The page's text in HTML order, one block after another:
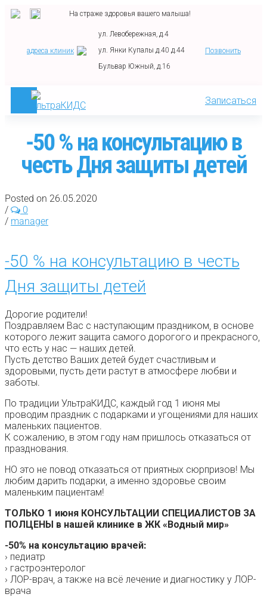
адреса клиник
ул. Левобережная, д.4
ул. Янки Купалы д.40 д.44
Бульвар Южный, д.16
На страже здоровья вашего малыша!
Позвонить
Записаться
-50 % на консультацию в
честь Дня защиты детей
Posted on 26.05.2020
/
0
/ manager
-50 % на консультацию в честь
Дня защиты детей
Дорогие родители!
Поздравляем Вас с наступающим праздником, в основе
которого лежит защита самого дорогого и прекрасного,
что есть у нас — наших детей.
Пусть детство Ваших детей будет счастливым и
здоровыми, пусть дети растут в атмосфере любви и
заботы.
По традиции УльтраКИДС, каждый год 1 июня мы
проводим праздник с подарками и угощениями для наших
маленьких пациентов.
К сожалению, в этом году нам пришлось отказаться от
празднования.
НО это не повод отказаться от приятных сюрпризов! Мы
любим дарить подарки, а именно здоровье своим
маленьким пациентам!
ТОЛЬКО 1 июня КОНСУЛЬТАЦИИ СПЕЦИАЛИСТОВ ЗА
ПОЛЦЕНЫ в нашей клинике в ЖК «Водный мир»
-50% на консультацию врачей:
› педиатр
› гастроэнтеролог
› ЛОР-врач, а также на всё лечение и диагностику у ЛОР-
врача